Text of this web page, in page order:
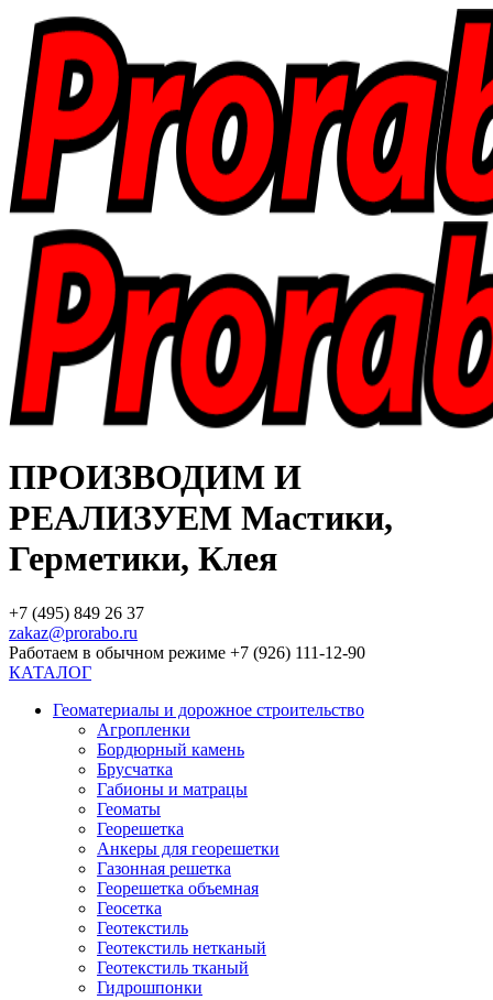
ПРОИЗВОДИМ И
РЕАЛИЗУЕМ Мастики,
Герметики, Клея
+7 (495) 849 26 37
zakaz@prorabo.ru
Работаем в обычном режиме +7 (926) 111-12-90
КАТАЛОГ
Геоматериалы и дорожное строительство
Агропленки
Бордюрный камень
Брусчатка
Габионы и матрацы
Геоматы
Георешетка
Анкеры для георешетки
Газонная решетка
Георешетка объемная
Геосетка
Геотекстиль
Геотекстиль нетканый
Геотекстиль тканый
Гидрошпонки